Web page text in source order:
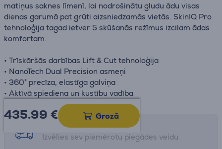
matiņus saknes līmenī, lai nodrošinātu gludu ādu visas
dienas garumā pat grūti aizsniedzamās vietās. SkinIQ Pro
tehnoloģija tagad ietver 5 skūšanās režīmus izcilam ādas
komfortam.
• Trīskāršās darbības Lift & Cut tehnoloģija
• NanoTech Dual Precision asmeņi
• 360° precīza, elastīga galviņa
• Aktīvā spiediena un kustību vadība
435.99 € Grozā
Saņemšanas iespējas
Izvēlies sev piemērotu piegādes veidu